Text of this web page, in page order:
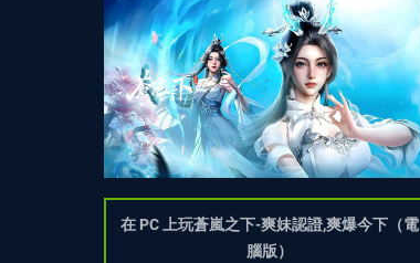
在 PC 上玩蒼嵐之下-爽妹認證,爽爆今下（電
腦版）